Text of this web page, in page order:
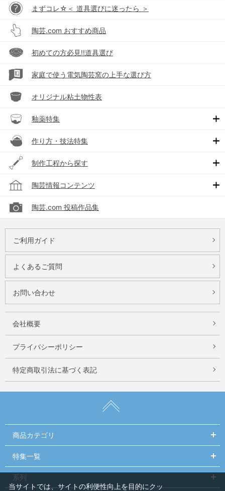
まずコレ☆＜ 道具選びに迷ったら ＞
陶芸.com おすすめ商品
初めての方必見!!道具選び
家庭で使う電気陶芸窯の上手な選び方
オリジナル粘土物性表
釉薬特集
作り方・技法特集
制作工程から探す
陶芸情報コンテンツ
陶芸.com 投稿作品集
ご利用ガイド
よくあるご質問
お問い合わせ
会社概要
プライバシーポリシー
特定商取引法に基づく表記
商品カテゴリ
特集一覧
系列
当サイトでは、サイトの利便性向上を目的にクッ